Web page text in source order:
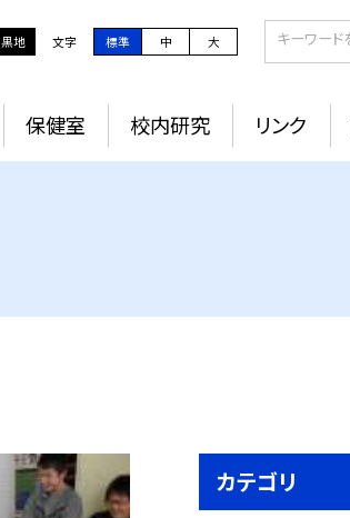
黒地 文字 標準 中 大
保健室 校内研究 リンク
カテゴリ